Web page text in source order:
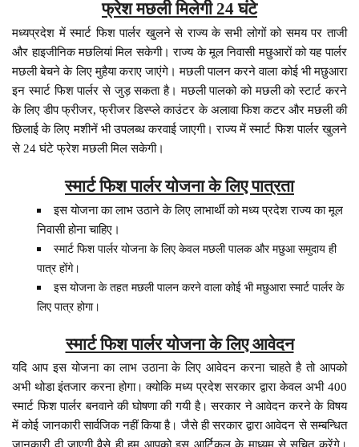
फ्रेश मछली मिलेगी 24 घंटे
मध्यप्रदेश में स्मार्ट फिश पार्लर खुलने से राज्य के सभी लोगों को समय पर ताजी
और हाइजीनिक मछलियां मिल सकेगी। राज्य के मूल निवासी मछुआरों को यह पार्लर
मछली बेचने के लिए मुहैया कराए जाएंगे। मछली पालन करने वाला कोई भी मछुआरा
इन स्मार्ट फिश पार्लर से जुड़ सकता है। मछली पालको को मछली को स्टार्ट करने
के लिए डीप फ्रीजर, फ्रीजर डिस्प्ले काउंटर के अलावा फिश कटर और मछली की
छिलाई के लिए मशीनें भी उपलब्ध करवाई जाएगी। राज्य में स्मार्ट फिश पार्लर खुलने
से 24 घंटे फ्रेश मछली मिल सकेगी।
स्मार्ट फिश पार्लर योजना के लिए पात्रता
इस योजना का लाभ उठाने के लिए लाभार्थी को मध्य प्रदेश राज्य का मूल
निवासी होना चाहिए।
स्मार्ट फिश पार्लर योजना के लिए केवल मछली पालक और मछुआ समुदाय ही
पात्र होंगे।
इस योजना के तहत मछली पालन करने वाला कोई भी मछुआरा स्मार्ट पार्लर के
लिए पात्र होगा।
स्मार्ट फिश पार्लर योजना के लिए आवेदन
यदि आप इस योजना का लाभ उठाना के लिए आवेदन करना चाहते है तो आपको
अभी थोडा इंतजार करना होगा। क्योकि मध्य प्रदेश सरकार द्वारा केवल अभी 400
स्मार्ट फिश पार्लर बनवाने की घोषणा की गयी है। सरकार ने आवेदन करने के विषय
में कोई जानकारी सार्वजिक नहीं किया है। जैसे ही सरकार द्वारा आवेदन से सम्बन्धित